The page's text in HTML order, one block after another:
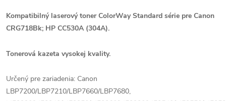
Kompatibilný laserový toner ColorWay Standard série pre Canon
CRG718Bk; HP CC530A (304A).
Tonerová kazeta vysokej kvality.
Určený pre zariadenia: Canon
LBP7200/LBP7210/LBP7660/LBP7680,